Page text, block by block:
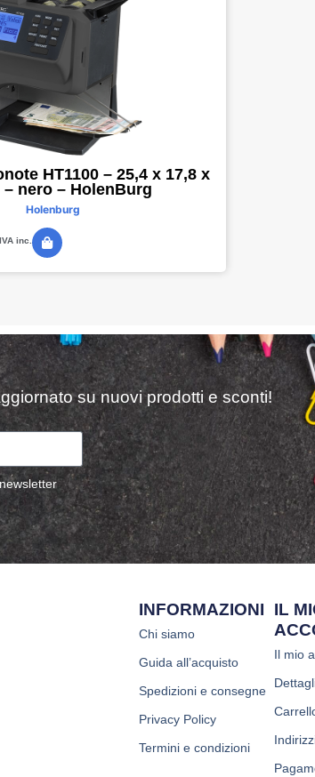
HT1100 – 25,4 x 17,8 x
– nero – HolenBurg
Holenburg
IVA inc.
su nuovi prodotti e sconti!
INFORMAZIONI
Chi siamo
Guida all’acquisto
Spedizioni e consegne
Privacy Policy
Termini e condizioni
IL
Il mio